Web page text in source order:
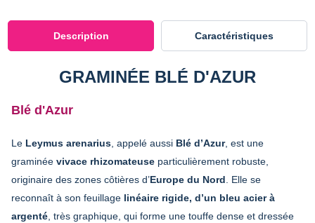
Description Caractéristiques
GRAMINÉE BLÉ D'AZUR
Blé d'Azur
Le Leymus arenarius , appelé aussi Blé d’Azur, est une
graminée vivace rhizomateuse particulièrement robuste,
originaire des zones côtières d’Europe du Nord . Elle se
reconnaît à son feuillage linéaire rigide, d’un bleu acier à
argenté , très graphique, qui forme une touffe dense et dressée